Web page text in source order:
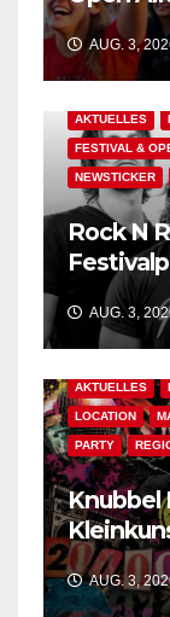
Der
AUG. 3,
AKTUELLES
FESTIVAL &
NEWSTICKER
Rock N
AUG. 3,
AKTUELLES
LOCATION
PARTY
Knubbel
AUG. 3,